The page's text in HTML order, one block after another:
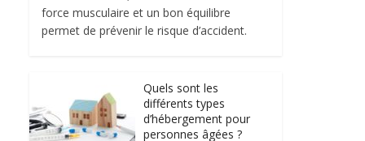
force musculaire et un bon équilibre
permet de prévenir le risque d’accident.
Quels sont les
différents types
d’hébergement pour
personnes âgées ?